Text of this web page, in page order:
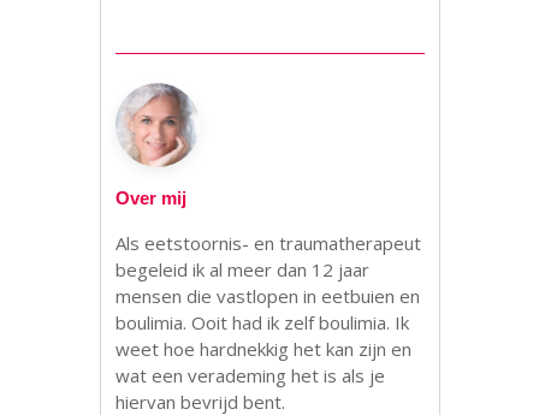
Over mij
Als eetstoornis- en traumatherapeut
begeleid ik al meer dan 12 jaar
mensen die vastlopen in eetbuien en
boulimia. Ooit had ik zelf boulimia. Ik
weet hoe hardnekkig het kan zijn en
wat een verademing het is als je
hiervan bevrijd bent.